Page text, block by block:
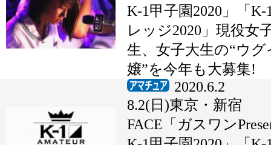
K-1甲子園2020」「K-
レッジ2020」現役女
生、女子大生の“ウグ
嬢”を今年も大募集!
2020.6.2
8.2(日)東京・新宿
FACE「ガスワン